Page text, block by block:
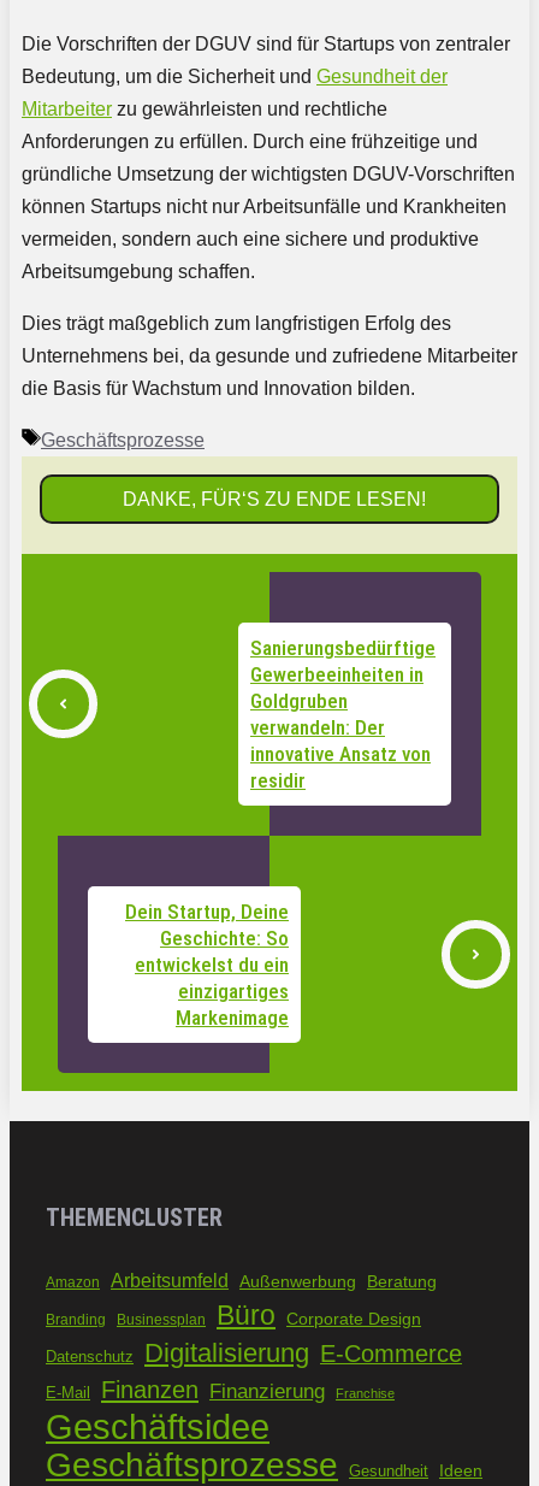
Die Vorschriften der DGUV sind für Startups von zentraler
Bedeutung, um die Sicherheit und Gesundheit der
Mitarbeiter zu gewährleisten und rechtliche
Anforderungen zu erfüllen. Durch eine frühzeitige und
gründliche Umsetzung der wichtigsten DGUV-Vorschriften
können Startups nicht nur Arbeitsunfälle und Krankheiten
vermeiden, sondern auch eine sichere und produktive
Arbeitsumgebung schaffen.
Dies trägt maßgeblich zum langfristigen Erfolg des
Unternehmens bei, da gesunde und zufriedene Mitarbeiter
die Basis für Wachstum und Innovation bilden.
Schlagwörter
Geschäftsprozesse
DANKE, FÜR‘S ZU ENDE LESEN!
Sanierungsbedürftige
Gewerbeeinheiten in
Goldgruben
verwandeln: Der
innovative Ansatz von
residir
Dein Startup, Deine
Geschichte: So
entwickelst du ein
einzigartiges
Markenimage
THEMENCLUSTER
Amazon Arbeitsumfeld Außenwerbung Beratung
Branding Businessplan Büro Corporate Design
Datenschutz Digitalisierung E-Commerce
E-Mail Finanzen Finanzierung Franchise
Geschäftsidee
Geschäftsprozesse Gesundheit Ideen